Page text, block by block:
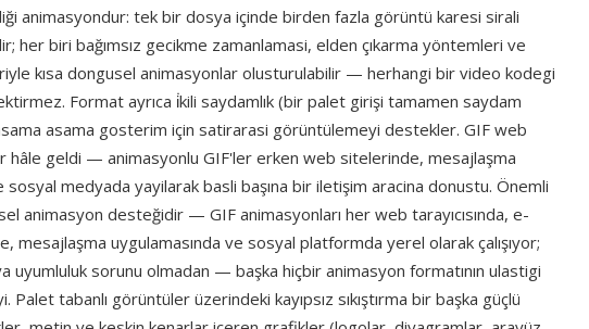
animasyondur: tek bir dosya içinde birden fazla görüntü karesi sirali
her biri bağımsız gecikme zamanlamasi, elden çıkarma yöntemleri ve
kısa dongusel animasyonlar olusturulabilir — herhangi bir video kodegi
Format ayrıca i̇kili saydamlık (bir palet girişi tamamen saydam
asama gosterim için satirarasi görüntülemeyi destekler. GIF web
hâle geldi — animasyonlu GIF'ler erken web sitelerinde, mesajlaşma
sosyal medyada yayilarak basli başına bir iletişim aracina donustu. Önemli
animasyon desteğidir — GIF animasyonları her web tarayıcısında, e-
mesajlaşma uygulamasında ve sosyal platformda yerel olarak çalışıyor;
uyumluluk sorunu olmadan — başka hiçbir animasyon formatının ulastigi
Palet tabanlı görüntüler üzerindeki kayıpsız sıkıştırma bir başka güçlü